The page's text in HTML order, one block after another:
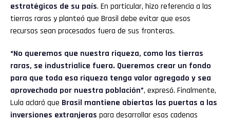
estratégicos de su país. En particular, hizo referencia a las
tierras raras y planteó que Brasil debe evitar que esos
recursos sean procesados fuera de sus fronteras.
“No queremos que nuestra riqueza, como las tierras
raras, se industrialice fuera. Queremos crear un fondo
para que toda esa riqueza tenga valor agregado y sea
aprovechada por nuestra población”, expresó. Finalmente,
Lula aclaró que Brasil mantiene abiertas las puertas a las
inversiones extranjeras para desarrollar esas cadenas